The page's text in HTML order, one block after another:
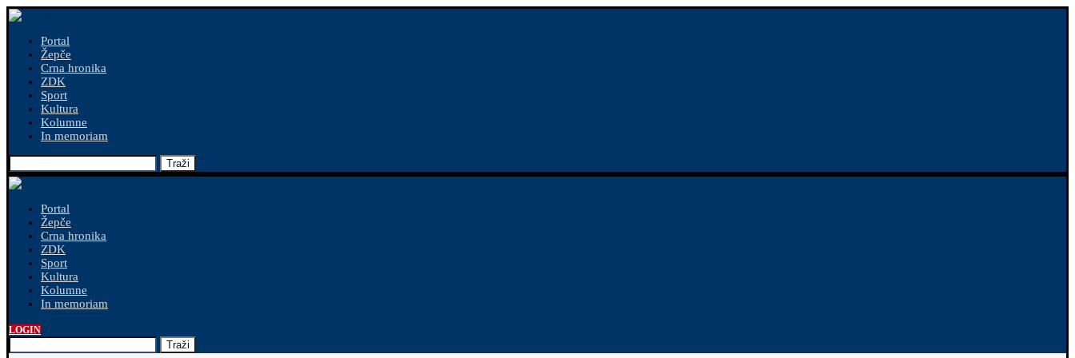
Portal
Žepče
Crna hronika
ZDK
Sport
Kultura
Kolumne
In memoriam
Traži
Portal
Žepče
Crna hronika
ZDK
Sport
Kultura
Kolumne
In memoriam
LOGIN
Traži